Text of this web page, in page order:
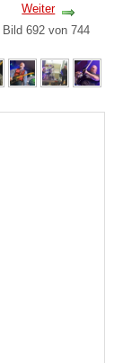
Weiter
Bild 692 von 744